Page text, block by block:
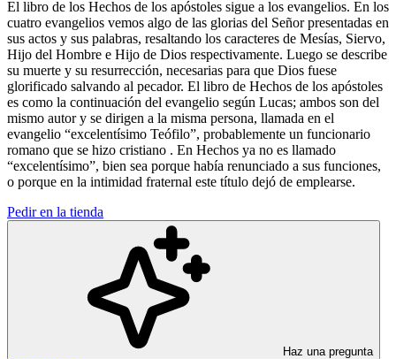
El libro de los Hechos de los apóstoles sigue a los evangelios. En los
cuatro evangelios vemos algo de las glorias del Señor presentadas en
sus actos y sus palabras, resaltando los caracteres de Mesías, Siervo,
Hijo del Hombre e Hijo de Dios respectivamente. Luego se describe
su muerte y su resurrección, necesarias para que Dios fuese
glorificado salvando al pecador. El libro de Hechos de los apóstoles
es como la continuación del evangelio según Lucas; ambos son del
mismo autor y se dirigen a la misma persona, llamada en el
evangelio “excelentísimo Teófilo”, probablemente un funcionario
romano que se hizo cristiano . En Hechos ya no es llamado
“excelentísimo”, bien sea porque había renunciado a sus funciones,
o porque en la intimidad fraternal este título dejó de emplearse.
Pedir en la tienda
Haz una pregunta